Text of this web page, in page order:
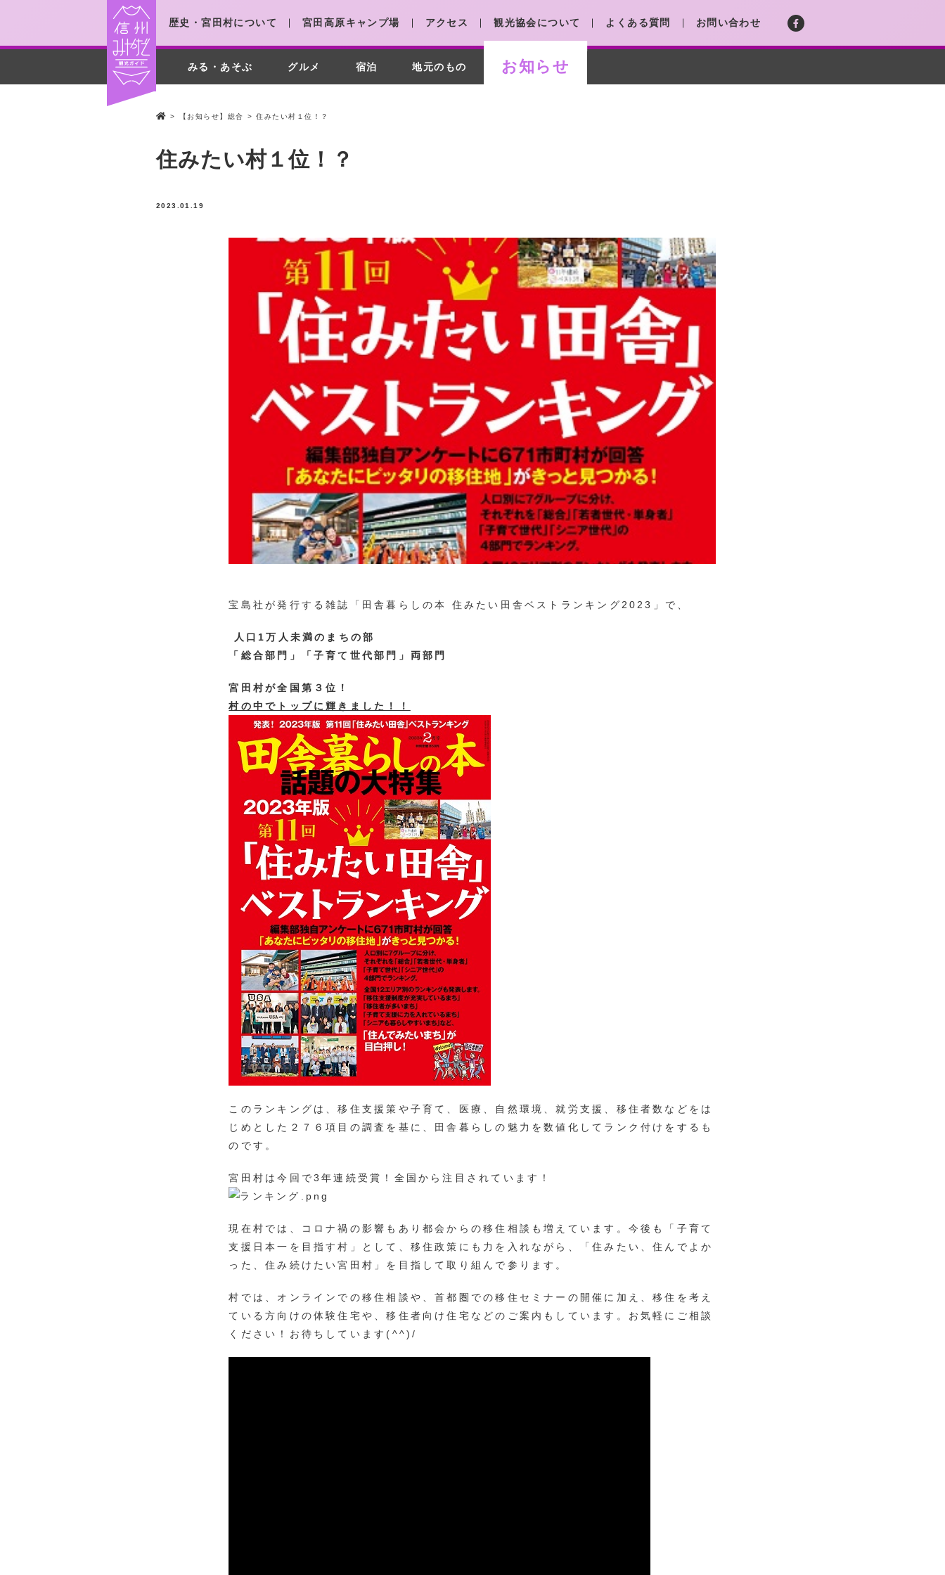
歴史・宮田村について 宮田高原キャンプ場 アクセス 観光協会について よくある質問 お問い合わせ
みる・あそぶ グルメ 宿泊 地元のもの お知らせ
> 【お知らせ】総合 > 住みたい村１位！？
住みたい村１位！？
2023.01.19
宝島社が発行する雑誌「田舎暮らしの本 住みたい田舎ベストランキング2023」で、
人口1万人未満のまちの部
「総合部門」「子育て世代部門」両部門
宮田村が全国第３位！
村の中でトップに輝きました！！
このランキングは、移住支援策や子育て、医療、自然環境、就労支援、移住者数などをは
じめとした２７６項目の調査を基に、田舎暮らしの魅力を数値化してランク付けをするも
のです。
宮田村は今回で3年連続受賞！全国から注目されています！
現在村では、コロナ禍の影響もあり都会からの移住相談も増えています。今後も「子育て
支援日本一を目指す村」として、移住政策にも力を入れながら、「住みたい、住んでよか
った、住み続けたい宮田村」を目指して取り組んで参ります。
村では、オンラインでの移住相談や、首都圏での移住セミナーの開催に加え、移住を考え
ている方向けの体験住宅や、移住者向け住宅などのご案内もしています。お気軽にご相談
ください！お待ちしています(^^)/